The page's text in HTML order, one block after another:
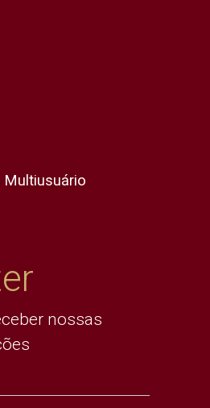
Multiusuário
nossas